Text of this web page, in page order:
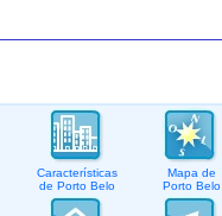
Características
de Porto Belo
Mapa de
Porto Belo